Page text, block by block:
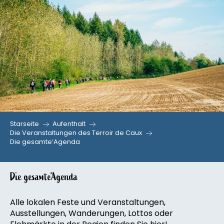
Aller
au
contenu
principal
Starseite
Aufenthalt
Die Veranstaltungen des Terroir de Caux
Die gesamte’Agenda
Die gesamte’Agenda
Alle lokalen Feste und Veranstaltungen,
Ausstellungen, Wanderungen, Lottos oder